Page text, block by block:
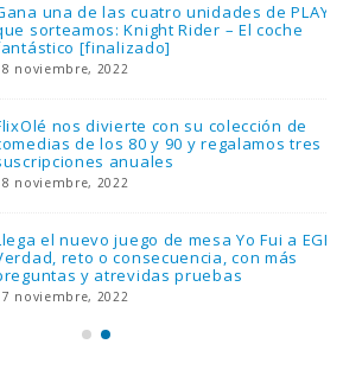
de las cuatro unidades de PLAYMOBIL
Knight Rider – El coche
[finalizado]
2022
divierte con su colección de
de los 80 y 90 y regalamos tres
anuales
2022
juego de mesa Yo Fui a EGB:
o consecuencia, con más
y atrevidas pruebas
2022